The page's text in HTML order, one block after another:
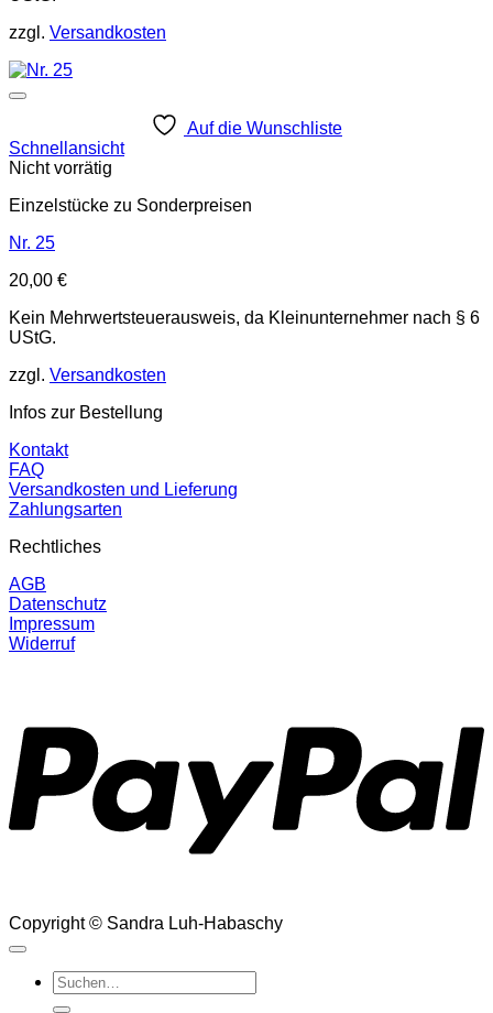
zzgl. Versandkosten
Auf die Wunschliste
Schnellansicht
Nicht vorrätig
Einzelstücke zu Sonderpreisen
Nr. 25
20,00 €
Kein Mehrwertsteuerausweis, da Kleinunternehmer nach § 6
UStG.
zzgl. Versandkosten
Infos zur Bestellung
Kontakt
FAQ
Versandkosten und Lieferung
Zahlungsarten
Rechtliches
AGB
Datenschutz
Impressum
Widerruf
Copyright © Sandra Luh-Habaschy
Suchen
nach: